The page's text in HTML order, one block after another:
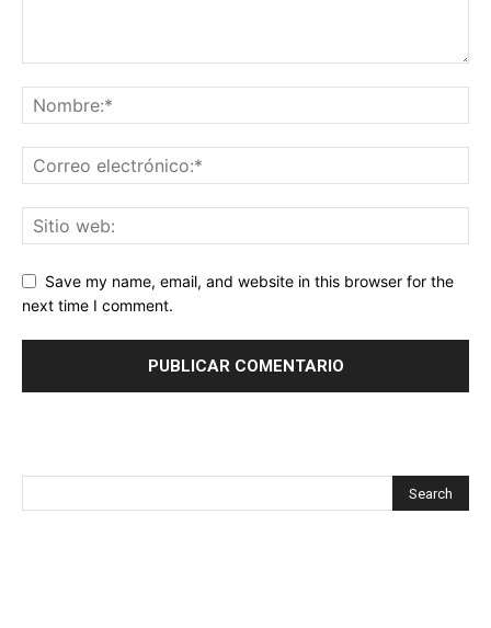
Save my name, email, and website in this browser for the
next time I comment.